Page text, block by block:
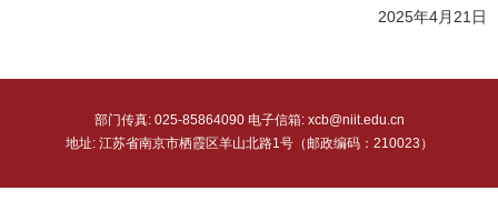
2025年4月21日
部门传真: 025-85864090 电子信箱: xcb@niit.edu.cn
地址: 江苏省南京市栖霞区羊山北路1号（邮政编码：210023）